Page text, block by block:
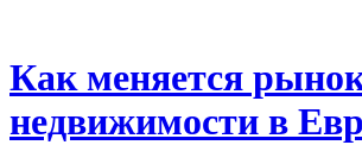
Как меняется
недвижимости в